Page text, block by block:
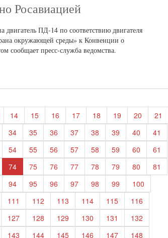
Росавиацией
ПД-14 по соответствию двигателя
окружающей среды» к Конвенции о
сообщает пресс-служба ведомства.
14 15 16 17 18 19 20
21
34 35 36 37 38 39 40
41
54 55 56 57 58 59 60
61
74 75 76 77 78 79 80
81
94 95 96 97 98 99
100
111 112 113 114 115
116
127 128 129 130 131
132
143 144 145 146 147 148